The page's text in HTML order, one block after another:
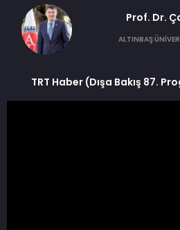
Prof. Dr.
ALTINBAŞ
TRT Haber (Dışa Bakış 87.